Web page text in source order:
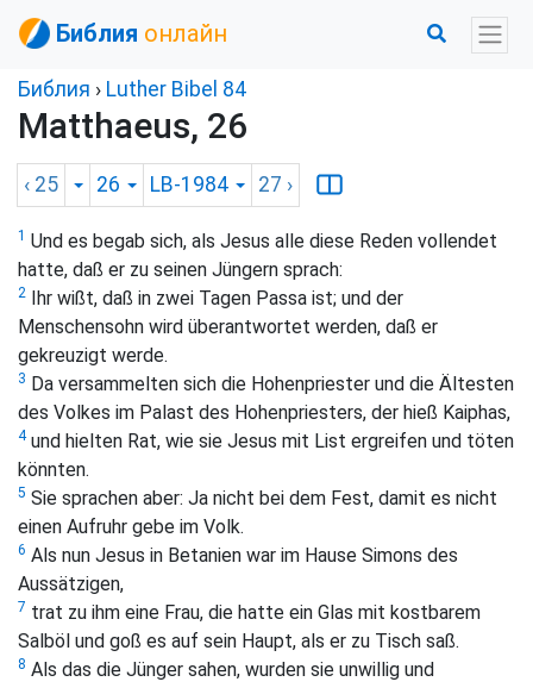
Библия онлайн
Библия › Luther Bibel 84
Matthaeus, 26
‹ 25 26 LB-1984 27 ›
1 Und es begab sich, als Jesus alle diese Reden vollendet
hatte, daß er zu seinen Jüngern sprach:
2
Ihr wißt, daß in zwei Tagen Passa ist; und der
Menschensohn wird überantwortet werden, daß er
gekreuzigt werde.
3 Da versammelten sich die Hohenpriester und die Ältesten
des Volkes im Palast des Hohenpriesters, der hieß Kaiphas,
4und hielten Rat, wie sie Jesus mit List ergreifen und töten
könnten.
5 Sie sprachen aber: Ja nicht bei dem Fest, damit es nicht
einen Aufruhr gebe im Volk.
6 Als nun Jesus in Betanien war im Hause Simons des
Aussätzigen,
7 trat zu ihm eine Frau, die hatte ein Glas mit kostbarem
Salböl und goß es auf sein Haupt, als er zu Tisch saß.
8 Als das die Jünger sahen, wurden sie unwillig und